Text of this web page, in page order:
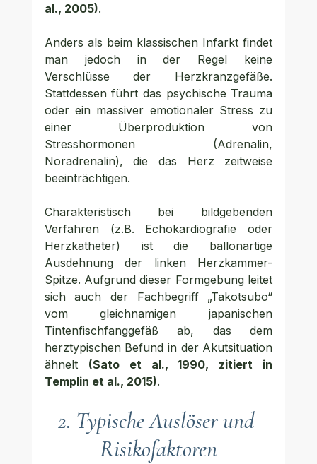
al., 2005).
Anders als beim klassischen Infarkt findet
man jedoch in der Regel keine
Verschlüsse der Herzkranzgefäße.
Stattdessen führt das psychische Trauma
oder ein massiver emotionaler Stress zu
einer Überproduktion von
Stresshormonen (Adrenalin,
Noradrenalin), die das Herz zeitweise
beeinträchtigen.
Charakteristisch bei bildgebenden
Verfahren (z.B. Echokardiografie oder
Herzkatheter) ist die ballonartige
Ausdehnung der linken Herzkammer-
Spitze. Aufgrund dieser Formgebung leitet
sich auch der Fachbegriff „Takotsubo“
vom gleichnamigen japanischen
Tintenfischfanggefäß ab, das dem
herztypischen Befund in der Akutsituation
ähnelt (Sato et al., 1990, zitiert in
Templin et al., 2015).
2. Typische Auslöser und
Risikofaktoren